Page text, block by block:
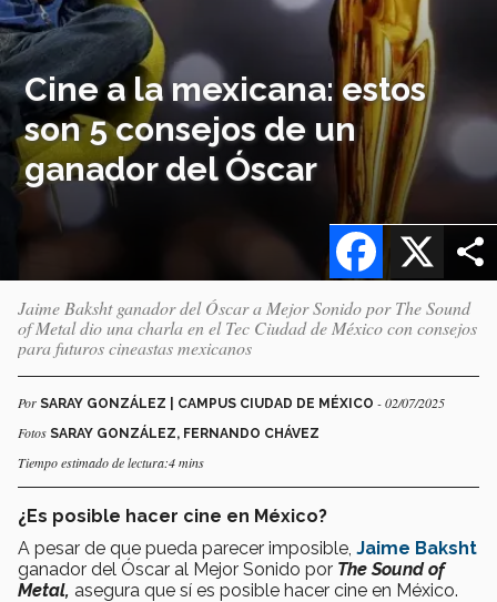
Cine a la mexicana: estos
son 5 consejos de un
ganador del Óscar
X
Facebook
Jaime Baksht ganador del Óscar a Mejor Sonido por The Sound
of Metal dio una charla en el Tec Ciudad de México con consejos
para futuros cineastas mexicanos
Por SARAY GONZÁLEZ | CAMPUS CIUDAD DE MÉXICO - 02/07/2025
Fotos SARAY GONZÁLEZ, FERNANDO CHÁVEZ
Tiempo estimado de lectura:4 mins
¿Es posible hacer cine en México?
A pesar de que pueda parecer imposible, Jaime Baksht
ganador del Óscar al Mejor Sonido por The Sound of
Metal, asegura que sí es posible hacer cine en México.